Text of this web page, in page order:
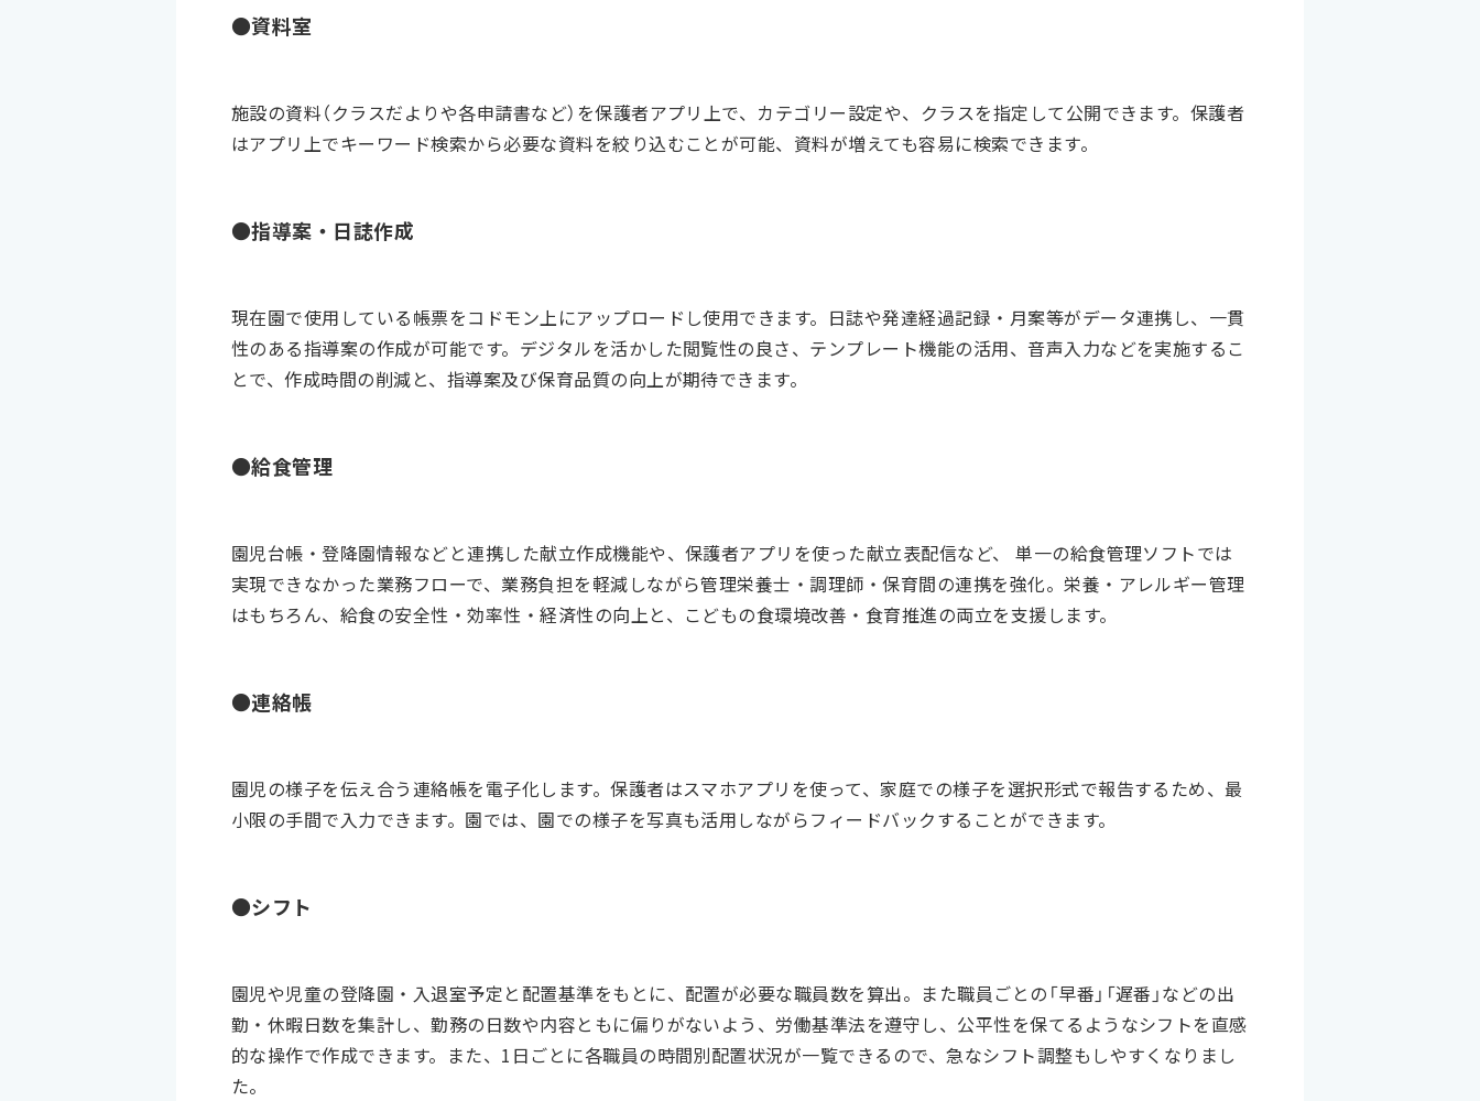
●資料室
施設の資料（クラスだよりや各申請書など）を保護者アプリ上で、カテゴリー設定や、クラスを指定して公開できます。保護者
はアプリ上でキーワード検索から必要な資料を絞り込むことが可能、資料が増えても容易に検索できます。
●指導案・日誌作成
現在園で使用している帳票をコドモン上にアップロードし使用できます。日誌や発達経過記録・月案等がデータ連携し、一貫
性のある指導案の作成が可能です。デジタルを活かした閲覧性の良さ、テンプレート機能の活用、音声入力などを実施するこ
とで、作成時間の削減と、指導案及び保育品質の向上が期待できます。
●給食管理
園児台帳・登降園情報などと連携した献立作成機能や、保護者アプリを使った献立表配信など、 単一の給食管理ソフトでは
実現できなかった業務フローで、業務負担を軽減しながら管理栄養士・調理師・保育間の連携を強化。栄養・アレルギー管理
はもちろん、給食の安全性・効率性・経済性の向上と、こどもの食環境改善・食育推進の両立を支援します。
●連絡帳
園児の様子を伝え合う連絡帳を電子化します。保護者はスマホアプリを使って、家庭での様子を選択形式で報告するため、最
小限の手間で入力できます。園では、園での様子を写真も活用しながらフィードバックすることができます。
●シフト
園児や児童の登降園・入退室予定と配置基準をもとに、配置が必要な職員数を算出。また職員ごとの「早番」「遅番」などの出
勤・休暇日数を集計し、勤務の日数や内容ともに偏りがないよう、労働基準法を遵守し、公平性を保てるようなシフトを直感
的な操作で作成できます。また、1日ごとに各職員の時間別配置状況が一覧できるので、急なシフト調整もしやすくなりまし
た。